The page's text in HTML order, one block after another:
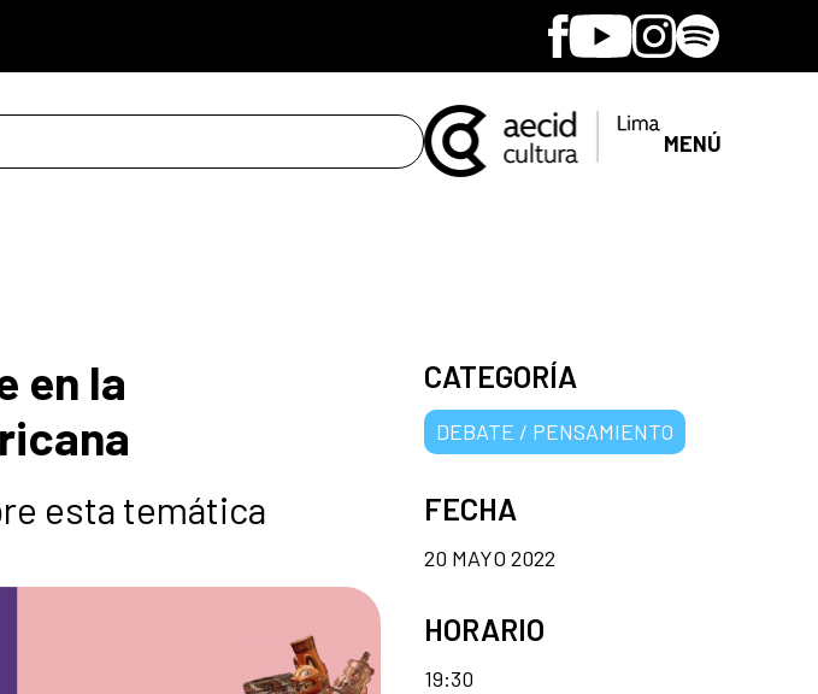
Facebook
YoutubeInstagram
Spotify
MENÚ
en la
esta temática
CATEGORÍA
DEBATE / PENSAMIENTO
FECHA
20 MAYO 2022
HORARIO
19:30